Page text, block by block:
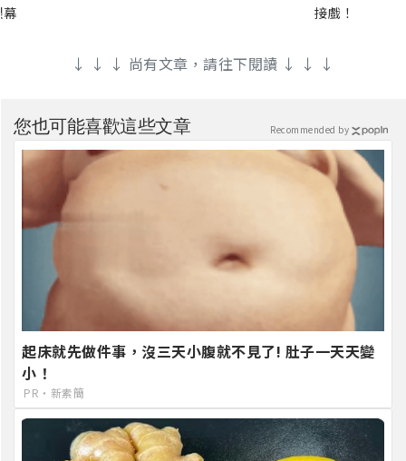
接戲！
↓ ↓ ↓ 尚有文章，請往下閱讀 ↓ ↓ ↓
您也可能喜歡這些文章
起床就先做件事，沒三天小腹就不見了! 肚子一天天變
小！
PR・新素簡
Recommended by